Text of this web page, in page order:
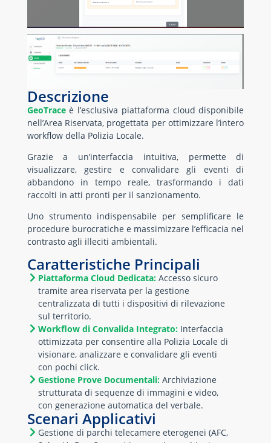
Descrizione
GeoTraceè l’esclusiva piattaforma cloud disponibile
nell’Area Riservata, progettata per ottimizzare l’intero
workflow della Polizia Locale.
Grazie a un’interfaccia intuitiva, permette di
visualizzare, gestire e convalidare gli eventi di
abbandono in tempo reale, trasformando i dati
raccolti in atti pronti per il sanzionamento.
Uno strumento indispensabile per semplificare le
procedure burocratiche e massimizzare l’efficacia nel
contrasto agli illeciti ambientali.
Caratteristiche Principali
Piattaforma Cloud Dedicata:Accesso sicuro
tramite area riservata per la gestione
centralizzata di tutti i dispositivi di rilevazione
sul territorio.
Workflow di Convalida Integrato:Interfaccia
ottimizzata per consentire alla Polizia Locale di
visionare, analizzare e convalidare gli eventi
con pochi click.
Gestione Prove Documentali:Archiviazione
strutturata di sequenze di immagini e video,
con generazione automatica del verbale.
Scenari Applicativi
Gestione di parchi telecamere eterogenei (AFC,